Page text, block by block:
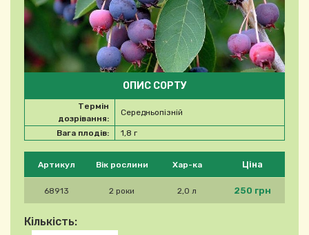
Будь ласка, виберіть продукт
Артикул Вік рослини Хар-ка Ціна
68913 2 роки 2,0 л 250 грн
Кількість:
ОПИС СОРТУ
Термін
дозрівання:
Середньопізній
Вага плодів: 1,8 г